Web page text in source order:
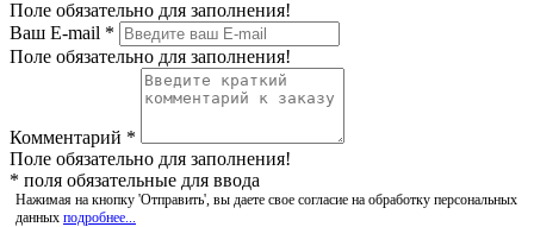
Поле обязательно для заполнения!
Ваш E-mail *
Поле обязательно для заполнения!
Комментарий *
Поле обязательно для заполнения!
* поля обязательные для ввода
Нажимая на кнопку 'Отправить', вы даете свое согласие на обработку персональных
данных подробнее...